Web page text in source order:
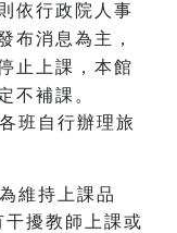
依行政院人事
布消息為主，
止上課，本館
不補課。
班自行辦理旅
維持上課品
擾教師上課或